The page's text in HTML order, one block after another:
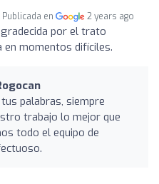
Publicada en 2 years ago
por el trato
en momentos difíciles.
palabras, siempre
trabajo lo mejor que
todo el equipo de